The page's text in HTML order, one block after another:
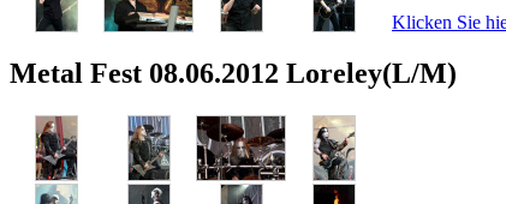
Klicken Sie
Metal Fest 08.06.2012 Loreley(L/M)